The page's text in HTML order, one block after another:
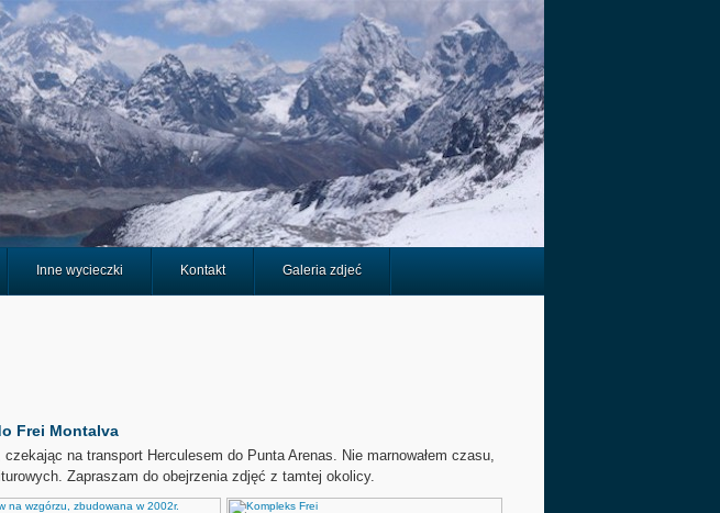
Inne wycieczki Kontakt Galeria zdjeć
Frei Montalva
na transport Herculesem do Punta Arenas. Nie marnowałem czasu,
Zapraszam do obejrzenia zdjęć z tamtej okolicy.